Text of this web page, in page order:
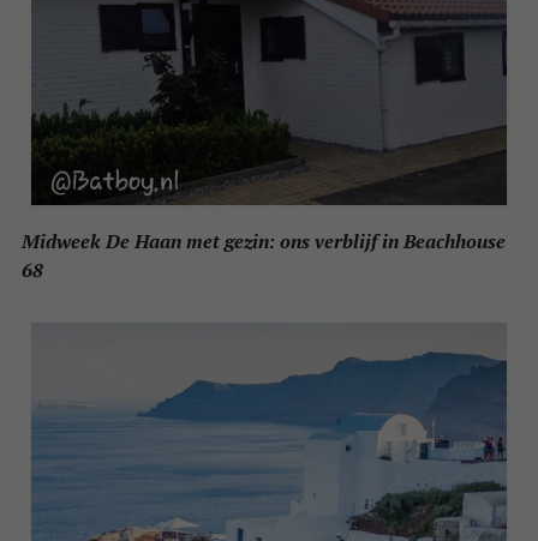
Midweek De Haan met gezin: ons verblijf in Beachhouse
68